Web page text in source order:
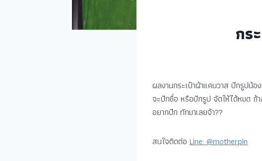
กร
ผลงานกระเป๋าผ้าแคนวาส ปักรูปน้อ
จะปักชื่อ หรือปักรูป จัดให้ได้หมด ถ้
อยากปัก ทักมาเลยจ้า??
สนใจติดต่อ Line: @motherpin